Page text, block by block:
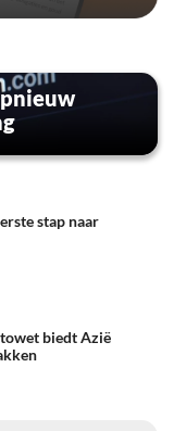
stap naar
biedt Azië